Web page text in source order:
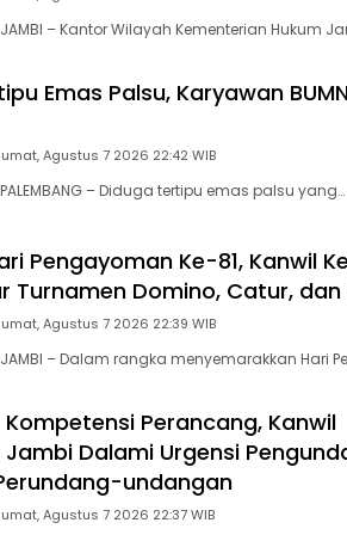
JAMBI – Kantor Wilayah Kementerian Hukum
Emas Palsu, Karyawan
Agustus 7 2026 22:42 WIB
PALEMBANG – Diduga tertipu emas palsu yang…
Pengayoman Ke-81, Kanwil
Turnamen Domino, Catur,
Agustus 7 2026 22:39 WIB
JAMBI – Dalam rangka menyemarakkan Hari
Perancang, Kanwil
Dalami Urgensi
undangan
Agustus 7 2026 22:37 WIB